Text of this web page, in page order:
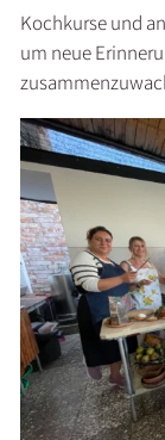
Kochkurse und
um neue